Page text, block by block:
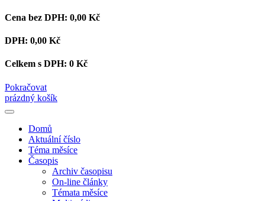
Cena bez DPH: 0,00 Kč
DPH: 0,00 Kč
Celkem s DPH: 0 Kč
Pokračovat
prázdný košík
Domů
Aktuální číslo
Téma měsíce
Časopis
Archiv časopisu
On-line články
Témata měsíce